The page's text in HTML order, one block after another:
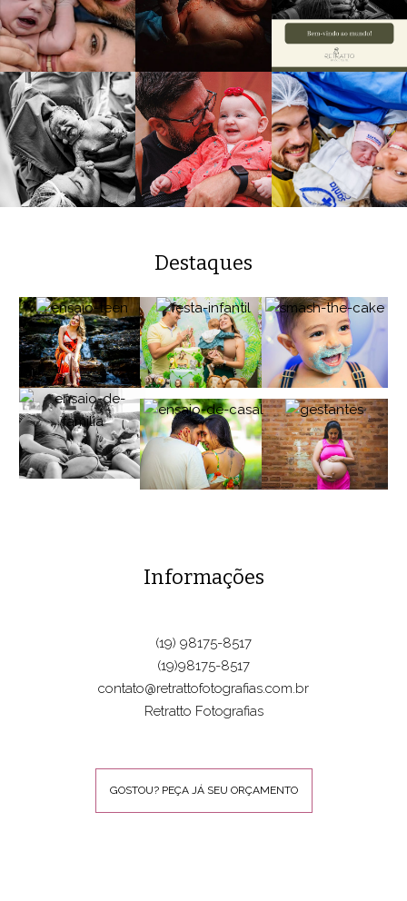
Destaques
Informações
(19) 98175-8517
(19)98175-8517
contato@retrattofotografias.com.br
Retratto Fotografias
GOSTOU? PEÇA JÁ SEU ORÇAMENTO